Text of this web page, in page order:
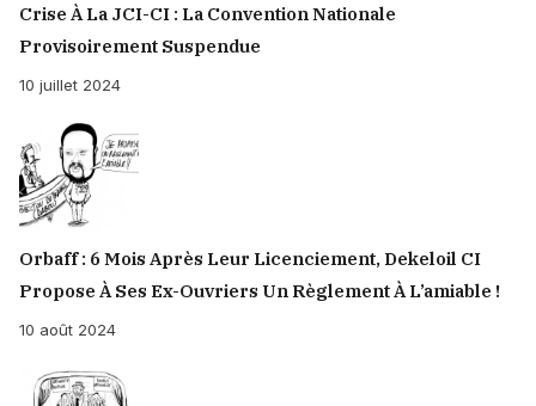
Crise À La JCI-CI : La Convention Nationale
Provisoirement Suspendue
10 juillet 2024
Orbaff : 6 Mois Après Leur Licenciement, Dekeloil CI
Propose À Ses Ex-Ouvriers Un Règlement À L’amiable !
10 août 2024